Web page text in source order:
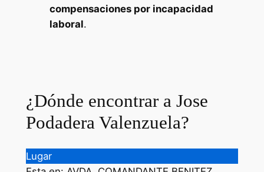
compensaciones por incapacidad
laboral.
¿Dónde encontrar a Jose
Podadera Valenzuela?
Lugar